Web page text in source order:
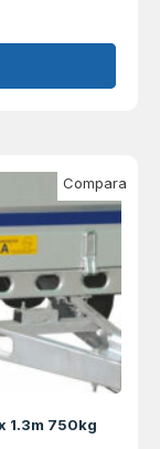
1.3m 750kg
Compara